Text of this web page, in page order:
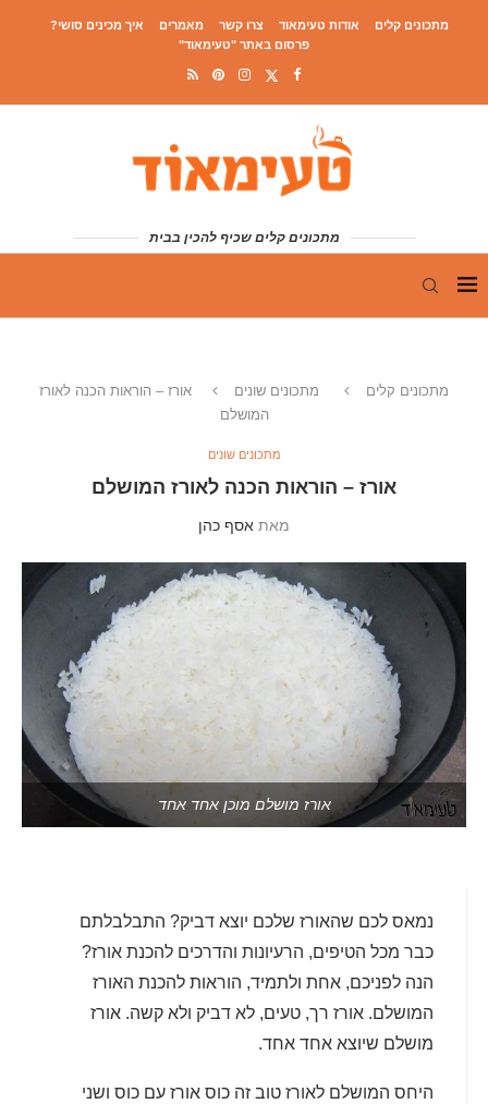
מתכונים קלים אודות טעימאוד צרו קשר מאמרים
איך מכינים סושי?
פרסום באתר "טעימאוד"
מתכונים קלים שכיף להכין בבית
מתכונים קלים מתכונים שונים
אורז – הוראות הכנה לאורז
המושלם
מתכונים שונים
אורז – הוראות הכנה לאורז המושלם
מאת אסף כהן
אורז מושלם מוכן אחד אחד
נמאס לכם שהאורז שלכם יוצא דביק? התבלבלתם
כבר מכל הטיפים, הרעיונות והדרכים להכנת אורז?
הנה לפניכם, אחת ולתמיד, הוראות להכנת האורז
המושלם. אורז רך, טעים, לא דביק ולא קשה. אורז
מושלם שיוצא אחד אחד.
היחס המושלם לאורז טוב זה כוס אורז עם כוס ושני